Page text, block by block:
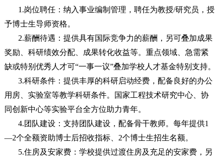
1.岗位聘任：纳入事业编制管理，聘任为教授/研究员，授
予博士生导师资格。
2.薪酬待遇：提供具有国际竞争力的薪酬，另可叠加成果
奖励、科研绩效分配、成果转化收益等。重点领域、急需紧
缺或特别优秀人才可“一事一议”叠加学校人才基金特别支持。
3.科研条件：提供丰厚的科研启动经费，配备良好的办公
用房、实验室等教学科研条件。国家工程技术研究中心、协
同创新中心等实验平台全方位助力青年。
4.团队建设：支持团队建设，配备骨干教师。每年提供1
—2个全额资助博士后招收指标、2个博士生招生名额。
5.住房及安家费：学校提供过渡住房及充足的安家费，另